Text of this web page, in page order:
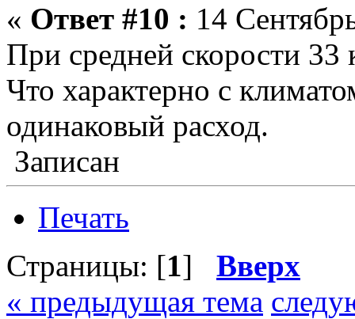
« Ответ #10 : 14
При средней скорости
Что характерно с
одинаковый расход.
Записан
Печать
Страницы: [1] Вверх
« предыдущая тема